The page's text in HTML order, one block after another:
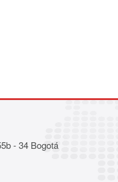
- 34 Bogotá